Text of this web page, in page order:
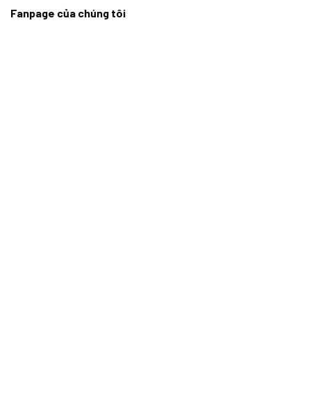
Fanpage của chúng tôi